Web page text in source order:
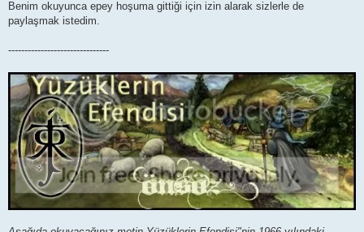
Benim okuyunca epey hoşuma gittiği için izin alarak sizlerle de
paylaşmak istedim.
-------------------------------